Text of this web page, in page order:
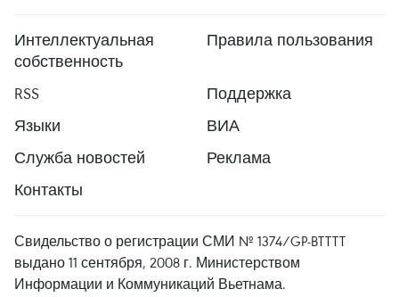
Интеллектуальная
собственность
Правила пользования
RSS
Поддержка
Языки
ВИА
Служба новостей
Реклама
Контакты
Свидельство о регистрации СМИ № 1374/GP-BTTTT
выдано 11 сентября, 2008 г. Министерством
Информации и Коммуникаций Вьетнама.